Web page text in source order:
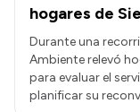
hogares de
Durante una
Ambiente relevó
para evaluar el
planificar su